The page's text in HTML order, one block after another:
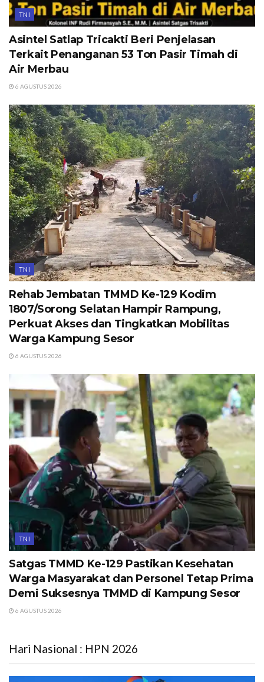
TNI
Asintel Satlap Tricakti Beri Penjelasan
Terkait Penanganan 53 Ton Pasir Timah di
Air Merbau
6 AGUSTUS 2026
TNI
Rehab Jembatan TMMD Ke-129 Kodim
1807/Sorong Selatan Hampir Rampung,
Perkuat Akses dan Tingkatkan Mobilitas
Warga Kampung Sesor
6 AGUSTUS 2026
TNI
Satgas TMMD Ke-129 Pastikan Kesehatan
Warga Masyarakat dan Personel Tetap Prima
Demi Suksesnya TMMD di Kampung Sesor
6 AGUSTUS 2026
Hari Nasional : HPN 2026